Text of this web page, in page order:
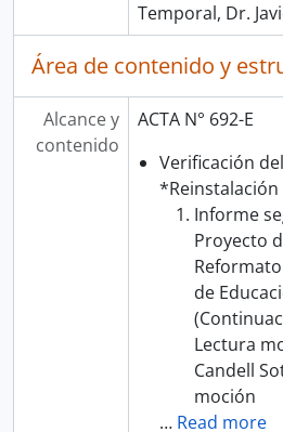
Temporal, Dr.
Área de contenido y
Alcance y
contenido
ACTA N° 692-E
Verificación
*Reinstalación
Informe
Proyecto
de
Lectura
Candell
moción
… Read more